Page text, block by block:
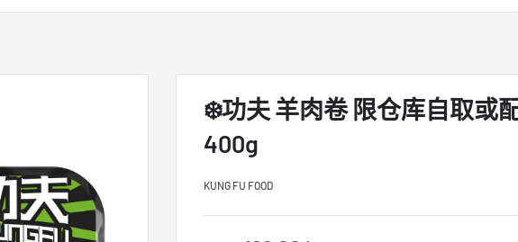
❄️功夫 羊肉卷 限仓库自取或
400g
KUNG FU FOOD